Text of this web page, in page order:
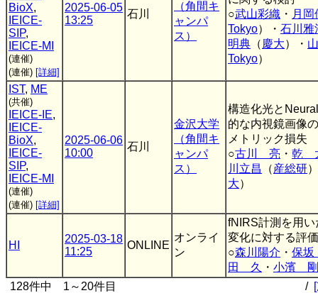
BioX,
IEICE-
SIP,
IEICE-MI
(連催)
(連催) [詳細]
2025-06-05
13:25
石川
（角間キ
ャンパ
ス）
○武山彩織 ・ 月岡
Tokyo）・ 石川雅
明典 （ 慶大）・
Tokyo）
IST, ME
(共催)
IEICE-IE,
IEICE-
BioX,
IEICE-
SIP,
IEICE-MI
(連催)
(連催) [詳細]
2025-06-06
10:00
石川
金沢大学
（角間キ
ャンパ
ス）
構造化光と
的な内視鏡画像
メトリック損失
○古川 亮 ・ 乾
川立昌
（産総研
大）
HI
2025-03-18
11:25
ONLINE
オンライ
ン
fNIRS計測を用
変化に対する評
○森川陽介 ・ 保
田 久
・ 小濱 剛
128件中 1～20件目
/